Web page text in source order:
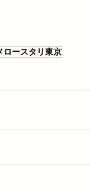
ロースタリ東京